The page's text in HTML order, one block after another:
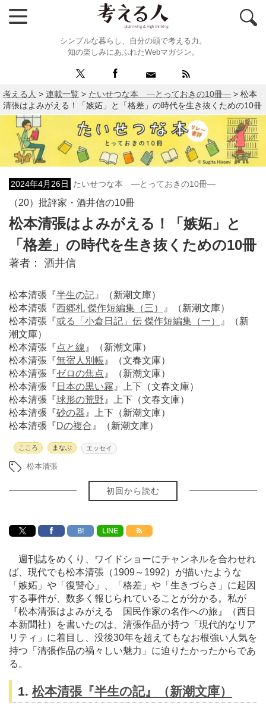
シンプルな暮らし、自分の頭で考える力。
知の楽しみにあふれたWebマガジン。
考える人 > 連載一覧 > たいせつな本 ―とっておきの10冊― > 松本
清張はよみがえる！「嫉妬」と「格差」の時代を生き抜くための10冊
2024年4月26日 たいせつな本 ―とっておきの10冊―
（20）批評家・酒井信の10冊
松本清張はよみがえる！「嫉妬」と
「格差」の時代を生き抜くための10冊
著者： 酒井信
松本清張『半生の記 』（新潮文庫）
松本清張『西郷札 傑作短編集（三）
』（新潮文庫）
松本清張『或る「小倉日記」伝 傑作短編集（一）
』（新
潮文庫）
松本清張『点と線 』（新潮文庫）
松本清張『無宿人別帳 』（文春文庫）
松本清張『ゼロの焦点 』（新潮文庫）
松本清張『 日本の黒い霧 』上下（文春文庫）
松本清張『球形の荒野 』上下（文春文庫）
松本清張『砂の器 』上下（新潮文庫）
松本清張『Dの複合 』（新潮文庫）
こころ まなぶ エッセイ
松本清張
初回から読む
B! LINE
週刊誌をめくり、ワイドショーにチャンネルを合わせれ
ば、現代でも松本清張（1909～1992）が描いたような
「嫉妬」や「復讐心」、「格差」や「生きづらさ」に起因
する事件が、数多く報じられていることが分かる。私が
『松本清張はよみがえる 国民作家の名作への旅』（西日
本新聞社）を書いたのは、清張作品が持つ「現代的なリア
リティ」に着目し、没後30年を超えてもなお根強い人気を
持つ「清張作品の禍々しい魅力」に迫りたかったからであ
る。
1. 松本清張『半生の記』（新潮文庫）